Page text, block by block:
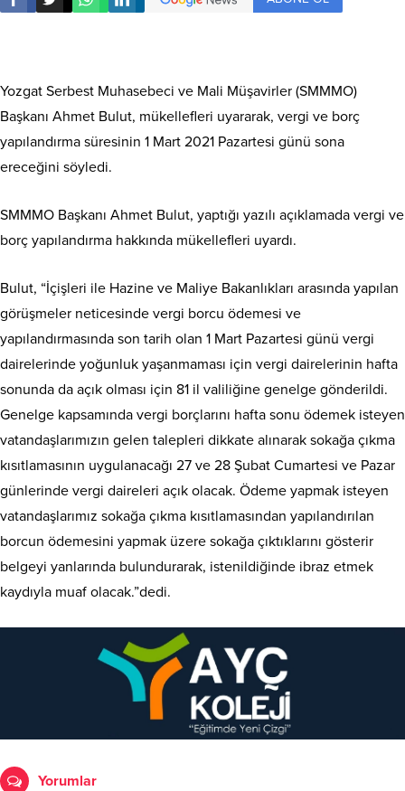
Yozgat Serbest Muhasebeci ve Mali Müşavirler (SMMMO)
Başkanı Ahmet Bulut, mükellefleri uyararak, vergi ve borç
yapılandırma süresinin 1 Mart 2021 Pazartesi günü sona
ereceğini söyledi.
SMMMO Başkanı Ahmet Bulut, yaptığı yazılı açıklamada vergi ve
borç yapılandırma hakkında mükellefleri uyardı.
Bulut, “İçişleri ile Hazine ve Maliye Bakanlıkları arasında yapılan
görüşmeler neticesinde vergi borcu ödemesi ve
yapılandırmasında son tarih olan 1 Mart Pazartesi günü vergi
dairelerinde yoğunluk yaşanmaması için vergi dairelerinin hafta
sonunda da açık olması için 81 il valiliğine genelge gönderildi.
Genelge kapsamında vergi borçlarını hafta sonu ödemek isteyen
vatandaşlarımızın gelen talepleri dikkate alınarak sokağa çıkma
kısıtlamasının uygulanacağı 27 ve 28 Şubat Cumartesi ve Pazar
günlerinde vergi daireleri açık olacak. Ödeme yapmak isteyen
vatandaşlarımız sokağa çıkma kısıtlamasından yapılandırılan
borcun ödemesini yapmak üzere sokağa çıktıklarını gösterir
belgeyi yanlarında bulundurarak, istenildiğinde ibraz etmek
kaydıyla muaf olacak.”dedi.
Yorumlar